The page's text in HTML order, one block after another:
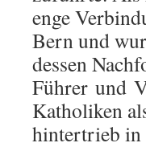
enge
Bern und
dessen
Führer und
Katholiken
hintertrieb in